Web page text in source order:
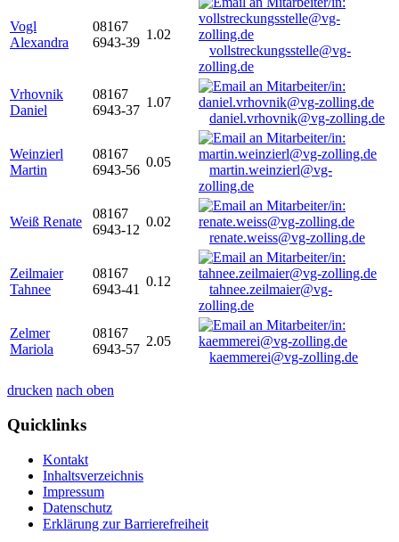
Vogl
Alexandra
08167
6943-39
1.02
vollstreckungsstelle@vg-
zolling.de
Vrhovnik
Daniel
08167
6943-37
1.07
daniel.vrhovnik@vg-zolling.de
Weinzierl
Martin
08167
6943-56
0.05
martin.weinzierl@vg-
zolling.de
Weiß Renate
08167
6943-12
0.02
renate.weiss@vg-zolling.de
Zeilmaier
Tahnee
08167
6943-41
0.12
tahnee.zeilmaier@vg-
zolling.de
Zelmer
Mariola
08167
6943-57
2.05
kaemmerei@vg-zolling.de
drucken nach oben
Quicklinks
Kontakt
Inhaltsverzeichnis
Impressum
Datenschutz
Erklärung zur Barrierefreiheit